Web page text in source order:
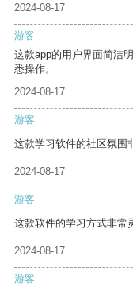
2024-08-17
游客
这款app的用户界面简洁
悉操作。
2024-08-17
游客
这款学习软件的社区氛围
2024-08-17
游客
这款软件的学习方式非常
2024-08-17
游客